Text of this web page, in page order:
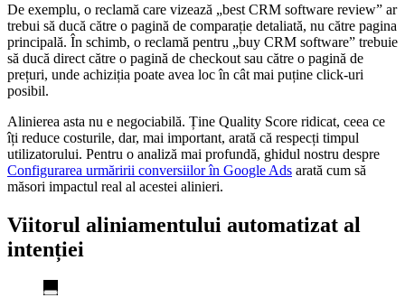
De exemplu, o reclamă care vizează „best CRM software review” ar
trebui să ducă către o pagină de comparație detaliată, nu către pagina
principală. În schimb, o reclamă pentru „buy CRM software” trebuie
să ducă direct către o pagină de checkout sau către o pagină de
prețuri, unde achiziția poate avea loc în cât mai puține click-uri
posibil.
Alinierea asta nu e negociabilă. Ține Quality Score ridicat, ceea ce
îți reduce costurile, dar, mai important, arată că respecți timpul
utilizatorului. Pentru o analiză mai profundă, ghidul nostru despre
Configurarea urmăririi conversiilor în Google Ads arată cum să
măsori impactul real al acestei alinieri.
Viitorul aliniamentului automatizat al
intenției